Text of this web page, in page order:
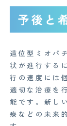
予後と
遠位型ミオパ
状が進行する
行の速度には
適切な治療を
能です。新し
療などの未来